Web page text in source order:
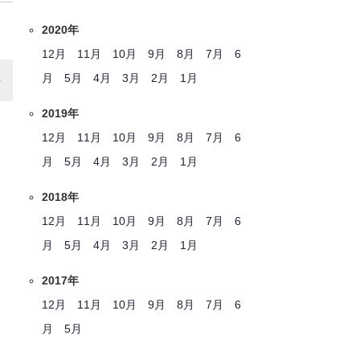
2020年
12月
11月 10月 9月 8月 7月
6
月
5月 4月 3月 2月 1月
2019年
12月
11月 10月 9月 8月 7月
6
月
5月 4月 3月 2月 1月
2018年
12月
11月 10月 9月 8月 7月
6
月
5月 4月 3月 2月 1月
2017年
12月
11月 10月 9月 8月 7月
6
月
5月